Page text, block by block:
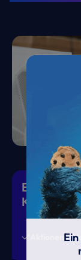
Eiskalte
Klima